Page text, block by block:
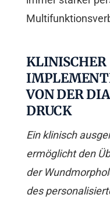
KLINISCHER
VON DER
DRUCK
Ein klinisch
ermöglicht den
der
des